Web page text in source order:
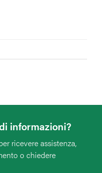
informazioni?
ricevere assistenza,
o chiedere